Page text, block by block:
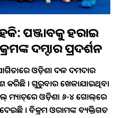
ପଞ୍ଜାବକୁ ହରାଇ
ଦମ୍ଦାର ପ୍ରଦର୍ଶନ
ଓଡ଼ିଶା ଦଳ ଦମଦାର
କରିଛି । ଗୁରୁବାର ଖେଳାଯାଇଥିବା
ମ୍ୟାଚ୍‌ରେ ଓଡ଼ିଶା ୬-୪ ଗୋଲ୍‌ରେ
। ବିକ୍ରମ ଓରାମଙ୍କ ବ୍ୟକ୍ତିଗତ